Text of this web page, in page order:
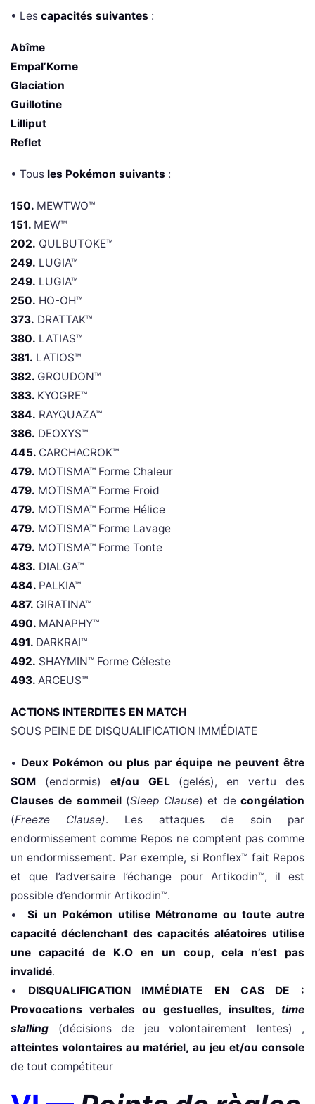
• Les capacités suivantes :
Abîme
Empal’Korne
Glaciation
Guillotine
Lilliput
Reflet
• Tous les Pokémon suivants :
150. MEWTWO™
151. MEW™
202. QULBUTOKE™
249. LUGIA™
249. LUGIA™
250. HO-OH™
373. DRATTAK™
380. LATIAS™
381. LATIOS™
382. GROUDON™
383. KYOGRE™
384. RAYQUAZA™
386. DEOXYS™
445. CARCHACROK™
479. MOTISMA™ Forme Chaleur
479. MOTISMA™ Forme Froid
479. MOTISMA™ Forme Hélice
479. MOTISMA™ Forme Lavage
479. MOTISMA™ Forme Tonte
483. DIALGA™
484. PALKIA™
487. GIRATINA™
490. MANAPHY™
491. DARKRAI™
492. SHAYMIN™ Forme Céleste
493. ARCEUS™
ACTIONS INTERDITES EN MATCH
SOUS PEINE DE DISQUALIFICATION IMMÉDIATE
• Deux Pokémon ou plus par équipe ne peuvent être
SOM (endormis) et/ou GEL(gelés), en vertu des
Clauses de sommeil(Sleep Clause) et decongélation
(Freeze Clause). Les attaques de soin par
endormissement comme Repos ne comptent pas comme
un endormissement. Par exemple, si Ronflex™ fait Repos
et que l’adversaire l’échange pour Artikodin™, il est
possible d’endormir Artikodin™.
•Si un Pokémon utilise Métronome ou toute autre
capacité déclenchant des capacités aléatoires utilise
une capacité de K.O en un coup, cela n’est pas
invalidé.
• DISQUALIFICATION IMMÉDIATE EN CAS DE :
Provocations verbales ou gestuelles, insultes, time
slalling (décisions de jeu volontairement lentes) ,
atteintes volontaires au matériel, au jeu et/ou console
de tout compétiteur